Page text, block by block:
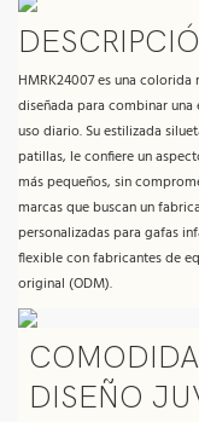
HMRK24007 es una
diseñada para combinar
uso diario. Su estilizada
patillas, le confiere un
más pequeños, sin
marcas que buscan un
personalizadas para gafas
flexible con fabricantes de
original (ODM).
DISEÑO